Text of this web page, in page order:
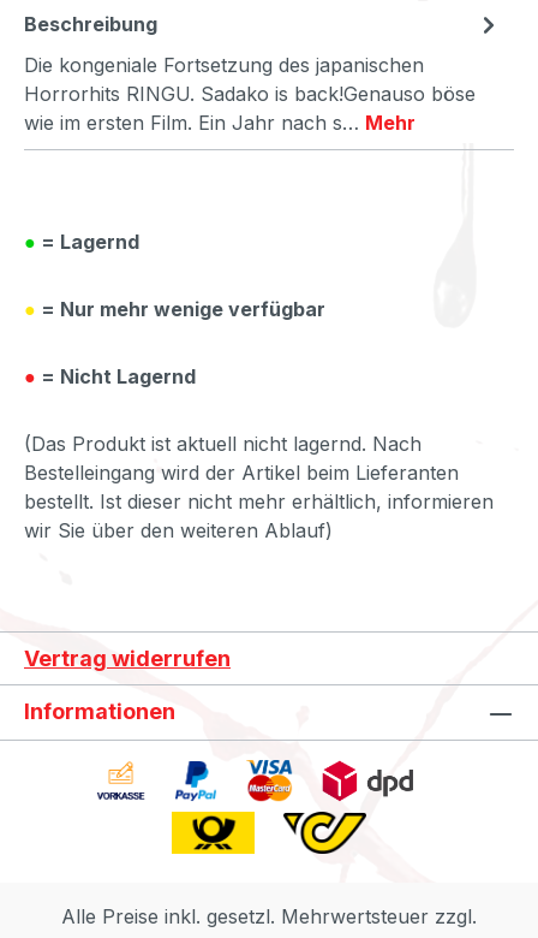
Beschreibung
Die kongeniale Fortsetzung des japanischen
Horrorhits RINGU. Sadako is back!Genauso böse
wie im ersten Film. Ein Jahr nach s… Mehr
● = Lagernd
● = Nur mehr wenige verfügbar
● = Nicht Lagernd
(Das Produkt ist aktuell nicht lagernd. Nach
Bestelleingang wird der Artikel beim Lieferanten
bestellt. Ist dieser nicht mehr erhältlich, informieren
wir Sie über den weiteren Ablauf)
Vertrag widerrufen
Informationen
Alle Preise inkl. gesetzl. Mehrwertsteuer zzgl.